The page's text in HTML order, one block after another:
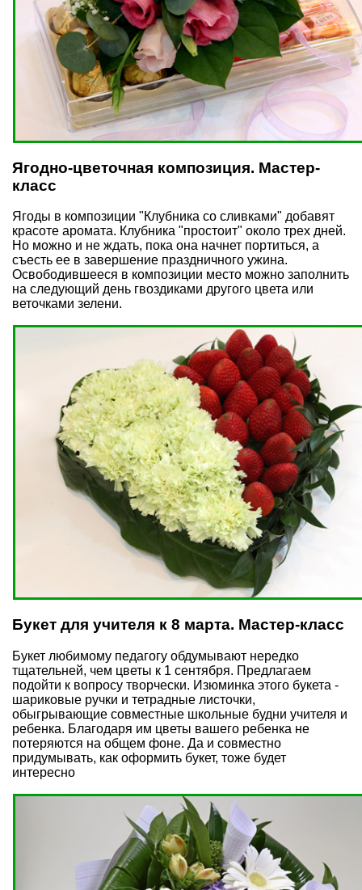
Ягодно-цветочная композиция. Мастер-
класс
Ягоды в композиции "Клубника со сливками" добавят
красоте аромата. Клубника "простоит" около трех дней.
Но можно и не ждать, пока она начнет портиться, а
съесть ее в завершение праздничного ужина.
Освободившееся в композиции место можно заполнить
на следующий день гвоздиками другого цвета или
веточками зелени.
Букет для учителя к 8 марта. Мастер-класс
Букет любимому педагогу обдумывают нередко
тщательней, чем цветы к 1 сентября. Предлагаем
подойти к вопросу творчески. Изюминка этого букета -
шариковые ручки и тетрадные листочки,
обыгрывающие совместные школьные будни учителя и
ребенка. Благодаря им цветы вашего ребенка не
потеряются на общем фоне. Да и совместно
придумывать, как оформить букет, тоже будет
интересно